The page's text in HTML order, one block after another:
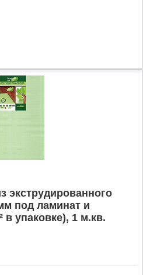
экструдированного
под ламинат и
в упаковке), 1 м.кв.